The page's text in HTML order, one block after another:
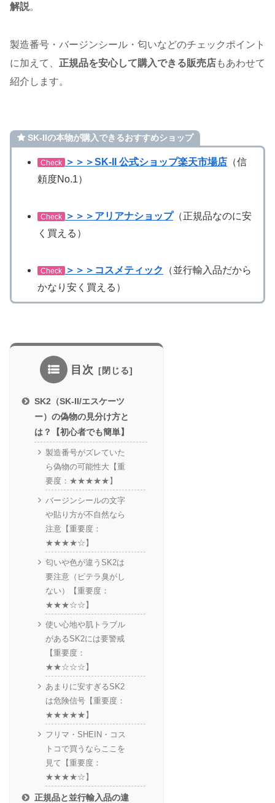
解説。
製造番号・バージンシール・匂いなどのチェックポイント
に加えて、 正規品を安心して購入できる販売店もあわせて
紹介します。
SK-IIの本物が購入できるおすすめショップ
Check ＞＞＞SK-II 公式ショップ楽天市場店（信
頼度No.1）
Check ＞＞＞アリアナショップ（正規品なのに安
く買える）
Check ＞＞＞コスメティック
（並行輸入品だから
かなり安く買える）
目次
SK2（SK-II/エスケーツ
ー）の偽物の見分け方と
は？【初心者でも簡単】
製造番号がズレていた
ら偽物の可能性大【重
要度：★★★★★】
バージンシールの文字
や貼り方が不自然なら
注意【重要度：
★★★★☆】
匂いや色が違うSK2は
要注意（ピテラ臭がし
ない）【重要度：
★★★☆☆】
使い心地や肌トラブル
があるSK2には要警戒
【重要度：
★★☆☆☆】
あまりに安すぎるSK2
は危険信号【重要度：
★★★★★】
フリマ・SHEIN・コス
トコで買うならここを
見て【重要度：
★★★★☆】
正規品と並行輸入品の違